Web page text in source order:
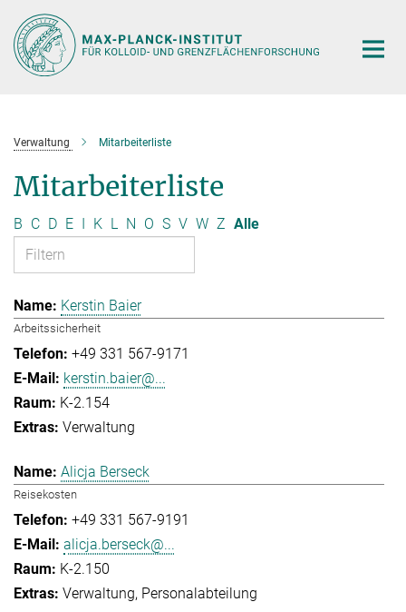
Hauptinhalt
Verwaltung Mitarbeiterliste
Mitarbeiterliste
B C D E I K L N O S V W Z Alle
Kerstin Baier
Arbeitssicherheit
+49 331 567-9171
kerstin.baier@...
K-2.154
Verwaltung
Alicja Berseck
Reisekosten
+49 331 567-9191
alicja.berseck@...
K-2.150
Verwaltung Personalabteilung